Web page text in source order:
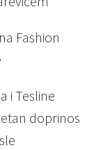
Fashion
i Tesline
doprinos